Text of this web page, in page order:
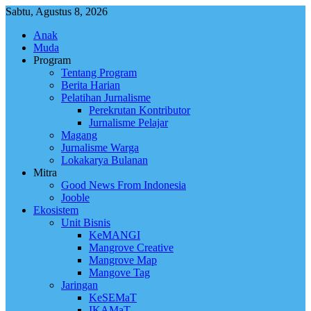
Skip
content
Sabtu, Agustus 8, 2026
Anak
Muda
Program
Tentang Program
Berita Harian
Pelatihan Jurnalisme
Perekrutan Kontributor
Jurnalisme Pelajar
Magang
Jurnalisme Warga
Lokakarya Bulanan
Mitra
Good News From Indonesia
Jooble
Ekosistem
Unit Bisnis
KeMANGI
Mangrove Creative
Mangrove Map
Mangove Tag
Jaringan
KeSEMaT